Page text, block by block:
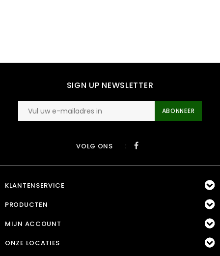
SIGN UP NEWSLETTER
ABONNEER
VOLG ONS :
KLANTENSERVICE
PRODUCTEN
MIJN ACCOUNT
ONZE LOCATIES